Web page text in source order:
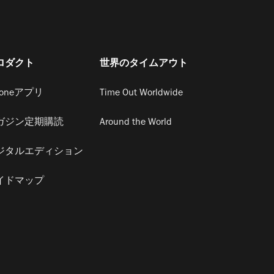
ダクト
アプリ
ジン定期購読
タルエディション
ドマップ
世界のタイムアウト
Time Out Worldwide
Around the World